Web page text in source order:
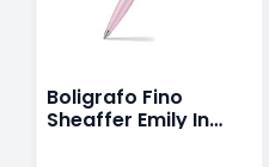
Boligrafo Fino
Sheaffer Emily In